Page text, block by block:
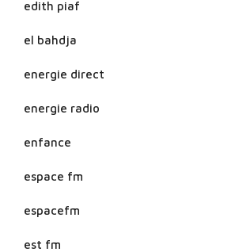
edith piaf
el bahdja
energie direct
energie radio
enfance
espace fm
espacefm
est fm